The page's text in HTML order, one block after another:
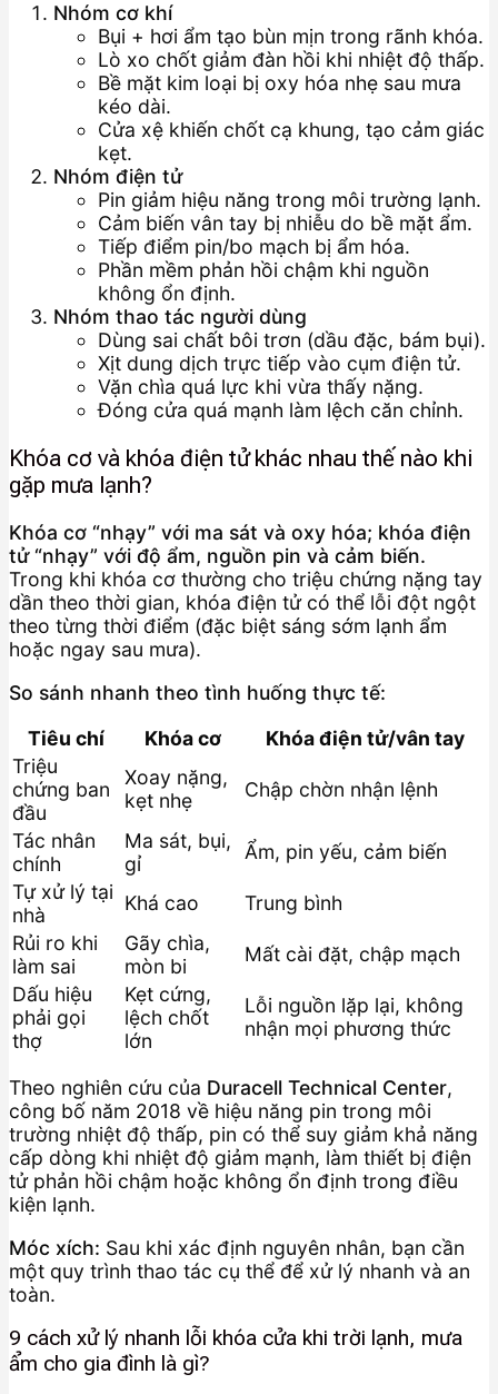
Nhóm cơ khí
Bụi + hơi ẩm tạo bùn mịn trong rãnh khóa.
Lò xo chốt giảm đàn hồi khi nhiệt độ thấp.
Bề mặt kim loại bị oxy hóa nhẹ sau mưa
kéo dài.
Cửa xệ khiến chốt cạ khung, tạo cảm giác
kẹt.
Nhóm điện tử
Pin giảm hiệu năng trong môi trường lạnh.
Cảm biến vân tay bị nhiễu do bề mặt ẩm.
Tiếp điểm pin/bo mạch bị ẩm hóa.
Phần mềm phản hồi chậm khi nguồn
không ổn định.
Nhóm thao tác người dùng
Dùng sai chất bôi trơn (dầu đặc, bám bụi).
Xịt dung dịch trực tiếp vào cụm điện tử.
Vặn chìa quá lực khi vừa thấy nặng.
Đóng cửa quá mạnh làm lệch căn chỉnh.
Khóa cơ và khóa điện tử khác nhau thế nào khi
gặp mưa lạnh?
Khóa cơ “nhạy” với ma sát và oxy hóa; khóa điện
tử “nhạy” với độ ẩm, nguồn pin và cảm biến.
Trong khi khóa cơ thường cho triệu chứng nặng tay
dần theo thời gian, khóa điện tử có thể lỗi đột ngột
theo từng thời điểm (đặc biệt sáng sớm lạnh ẩm
hoặc ngay sau mưa).
So sánh nhanh theo tình huống thực tế:
Tiêu chí
Khóa cơ
Khóa điện tử/vân tay
Triệu
chứng ban
đầu
Xoay nặng,
kẹt nhẹ
Chập chờn nhận lệnh
Tác nhân
chính
Ma sát, bụi,
gỉ
Ẩm, pin yếu, cảm biến
Tự xử lý tại
nhà
Khá cao
Trung bình
Rủi ro khi
làm sai
Gãy chìa,
mòn bi
Mất cài đặt, chập mạch
Dấu hiệu
phải gọi
thợ
Kẹt cứng,
lệch chốt
lớn
Lỗi nguồn lặp lại, không
nhận mọi phương thức
Theo nghiên cứu của Duracell Technical Center,
công bố năm 2018 về hiệu năng pin trong môi
trường nhiệt độ thấp, pin có thể suy giảm khả năng
cấp dòng khi nhiệt độ giảm mạnh, làm thiết bị điện
tử phản hồi chậm hoặc không ổn định trong điều
kiện lạnh.
Móc xích: Sau khi xác định nguyên nhân, bạn cần
một quy trình thao tác cụ thể để xử lý nhanh và an
toàn.
9 cách xử lý nhanh lỗi khóa cửa khi trời lạnh, mưa
ẩm cho gia đình là gì?